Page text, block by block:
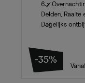
6 x
Delden, Raalte
Dagelijks
-35%